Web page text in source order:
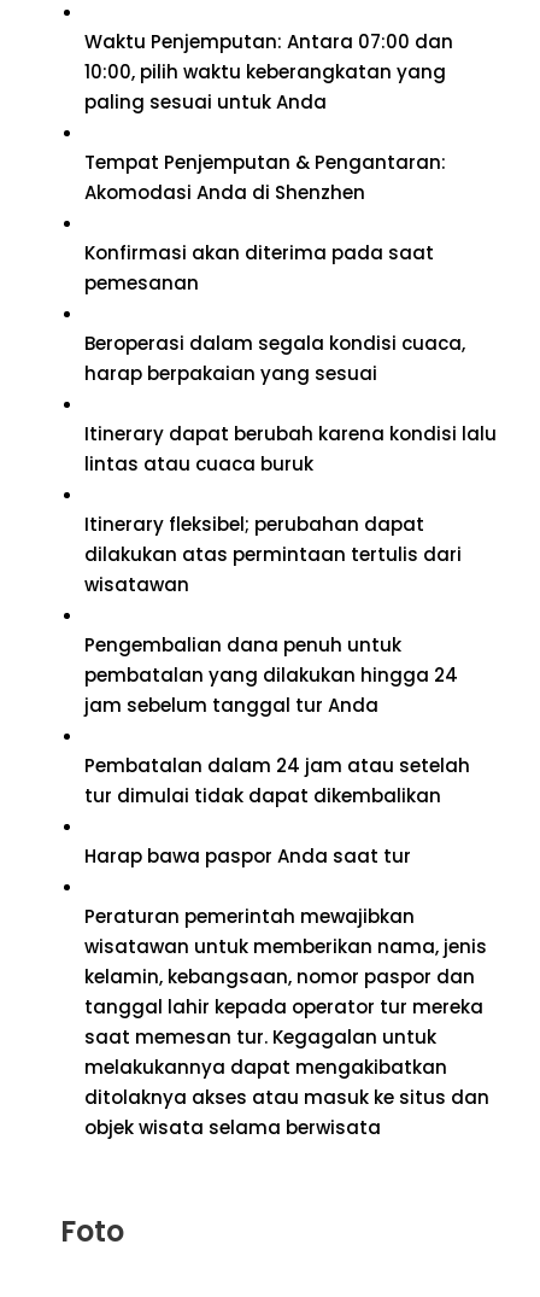
Waktu Penjemputan: Antara 07:00 dan
10:00, pilih waktu keberangkatan yang
paling sesuai untuk Anda
Tempat Penjemputan & Pengantaran:
Akomodasi Anda di Shenzhen
Konfirmasi akan diterima pada saat
pemesanan
Beroperasi dalam segala kondisi cuaca,
harap berpakaian yang sesuai
Itinerary dapat berubah karena kondisi lalu
lintas atau cuaca buruk
Itinerary fleksibel; perubahan dapat
dilakukan atas permintaan tertulis dari
wisatawan
Pengembalian dana penuh untuk
pembatalan yang dilakukan hingga 24
jam sebelum tanggal tur Anda
Pembatalan dalam 24 jam atau setelah
tur dimulai tidak dapat dikembalikan
Harap bawa paspor Anda saat tur
Peraturan pemerintah mewajibkan
wisatawan untuk memberikan nama, jenis
kelamin, kebangsaan, nomor paspor dan
tanggal lahir kepada operator tur mereka
saat memesan tur. Kegagalan untuk
melakukannya dapat mengakibatkan
ditolaknya akses atau masuk ke situs dan
objek wisata selama berwisata
Foto